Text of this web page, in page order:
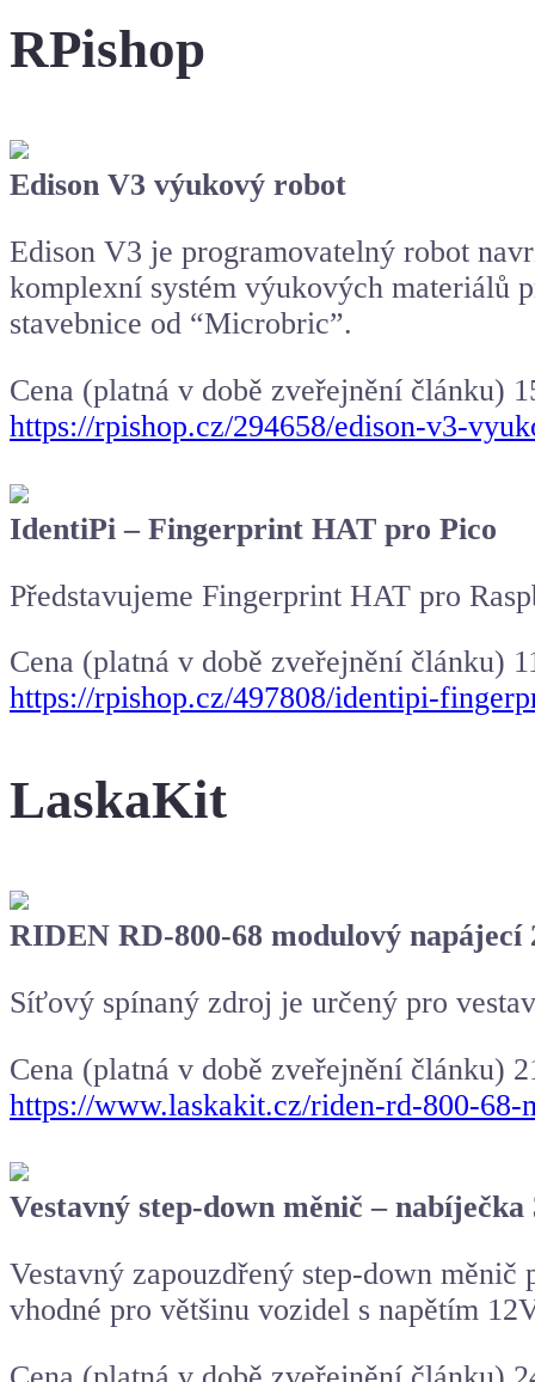
RPishop
Edison V3 výukový robot
Edison V3 je programovatelný robot
komplexní systém výukových materiálů
stavebnice od “Microbric”.
Cena (platná v době zveřejnění článku)
https://rpishop.cz/294658/edison-v3-
IdentiPi – Fingerprint HAT pro Pico
Představujeme Fingerprint HAT pro
Cena (platná v době zveřejnění článku)
https://rpishop.cz/497808/identipi-
LaskaKit
RIDEN RD-800-68 modulový
Síťový spínaný zdroj je určený pro
Cena (platná v době zveřejnění článku)
https://www.laskakit.cz/riden-rd-800-
Vestavný step-down měnič – nabíječka
Vestavný zapouzdřený step-down
vhodné pro většinu vozidel s napětím